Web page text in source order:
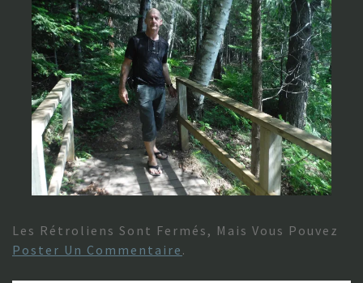
Les Rétroliens Sont Fermés, Mais Vous Pouvez
Poster Un Commentaire .